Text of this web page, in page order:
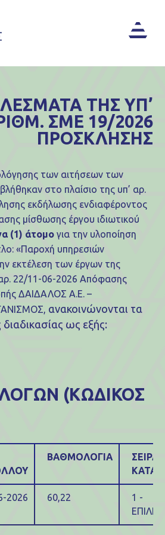
των αιτήσεων των
στο πλαίσιο της υπ’ αρ.
εκδήλωσης ενδιαφέροντος
μίσθωσης έργου ιδιωτικού
(1) άτομο για την υλοποίηση
«Παροχή υπηρεσιών
εκτέλεση των έργων της
22/11-06-2026 Απόφασης
ΔΑΙΔΑΛΟΣ Α.Ε. –
ανακοινώνονται τα
ως εξής:
ΤΗΣ ΥΠ’
ΣΜΕ 19/2026
ΠΡΟΣΚΛΗΣΗΣ
(ΚΩΔΙΚΟΣ
ΒΑΘΜΟΛΟΓΙΑ
ΣΕΙΡΑ
2026 60,22
1 -